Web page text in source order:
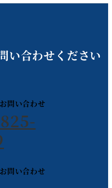
い合わせください
問い合わせ
問い合わせ